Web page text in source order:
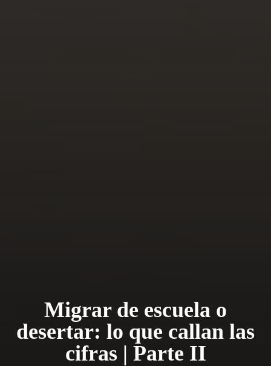
Migrar de escuela o
desertar: lo que callan las
cifras | Parte II